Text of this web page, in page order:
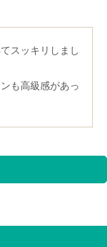
スッキリしまし
も高級感があっ